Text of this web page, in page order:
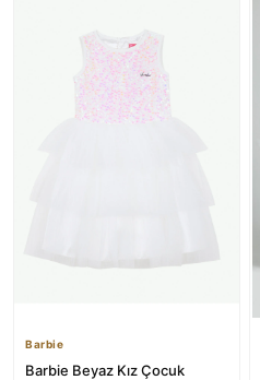
Barbie
Barbie Beyaz Kız Çocuk